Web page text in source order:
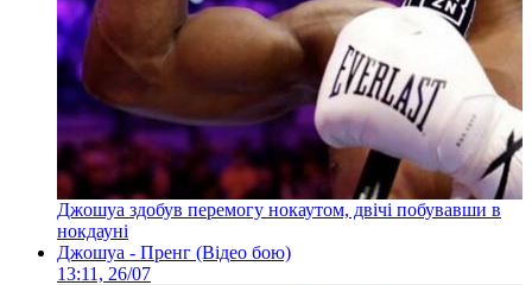
Джошуа здобув перемогу нокаутом, двічі побувавши в
нокдауні
Джошуа - Пренг (Відео бою)
13:11, 26/07